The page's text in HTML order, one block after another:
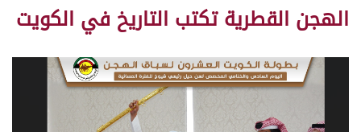
الهجن القطرية تكتب التاريخ في الكويت